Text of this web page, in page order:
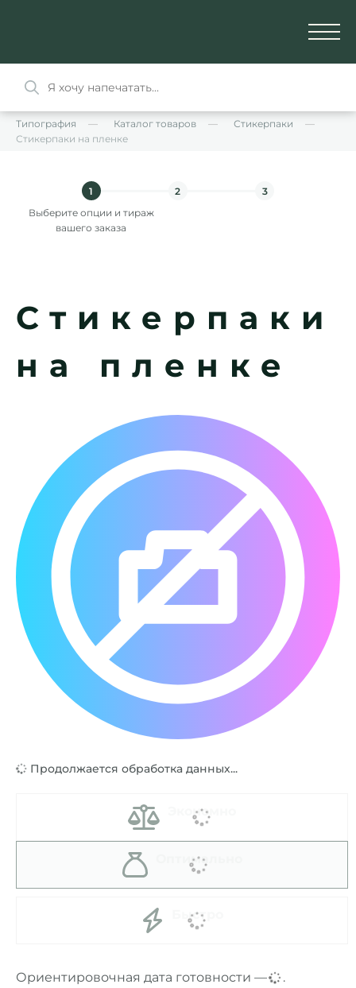
Типография Каталог товаров
Стикерпаки
Стикерпаки на пленке
1
Выберите опции и тираж
вашего заказа
2 3
Стикерпаки
на пленке
Продолжается обработка данных...
Экономно
Оптимально
Быстро
Ориентировочная дата готовности —....